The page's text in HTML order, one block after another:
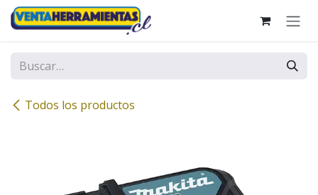
Ir al contenido
Todos los productos